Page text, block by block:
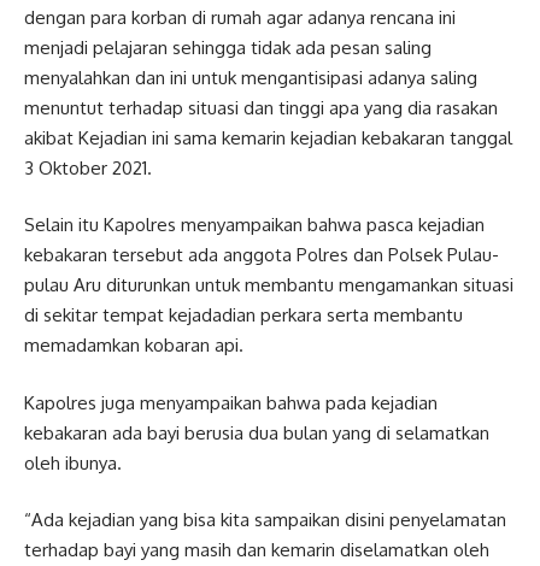
dengan para korban di rumah agar adanya rencana ini
menjadi pelajaran sehingga tidak ada pesan saling
menyalahkan dan ini untuk mengantisipasi adanya saling
menuntut terhadap situasi dan tinggi apa yang dia rasakan
akibat Kejadian ini sama kemarin kejadian kebakaran tanggal
3 Oktober 2021.
Selain itu Kapolres menyampaikan bahwa pasca kejadian
kebakaran tersebut ada anggota Polres dan Polsek Pulau-
pulau Aru diturunkan untuk membantu mengamankan situasi
di sekitar tempat kejadadian perkara serta membantu
memadamkan kobaran api.
Kapolres juga menyampaikan bahwa pada kejadian
kebakaran ada bayi berusia dua bulan yang di selamatkan
oleh ibunya.
“Ada kejadian yang bisa kita sampaikan disini penyelamatan
terhadap bayi yang masih dan kemarin diselamatkan oleh